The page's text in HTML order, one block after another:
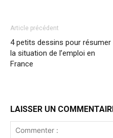
Article précédent
4 petits dessins pour résumer
la situation de l’emploi en
France
LAISSER UN